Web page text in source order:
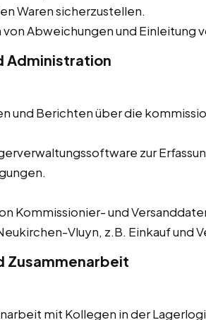
Waren sicherzustellen.
Abweichungen und Einleitung
Administration
und Berichten über die
zur
Kommissionier- und
Vluyn, z.B. Einkauf und
Zusammenarbeit
mit Kollegen in der